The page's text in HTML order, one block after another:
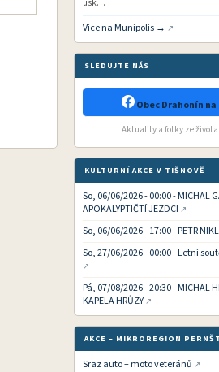
usk…
Více na Munipolis →
SLEDUJTE NÁS
Obec Drahonín na
Aktuality a fotky ze života
KULTURNÍ AKCE V TIŠNOVĚ
So, 06/06/2026 - 00:00 - MICHAL
APOKALYPTIČTÍ JEZDCI
So, 06/06/2026 - 17:00 - PETR
So, 27/06/2026 - 00:00 - Letní
Pá, 07/08/2026 - 20:30 - MICHAL
KAPELA HRŮZY
AKCE – MIKROREGION
Sraz auto – moto veteránů